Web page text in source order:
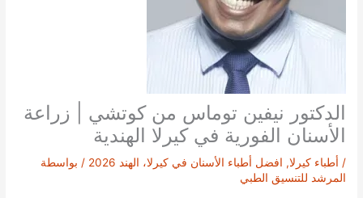
الدكتور نيفين توماس من كوتشي | زراعة
الأسنان الفورية في كيرلا الهندية
/ أطباء كيرلا, افضل أطباء الأسنان في كيرلا، الهند 2026
/ بواسطة
المرشد للتنسيق الطبي